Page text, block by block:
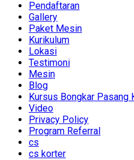
Pendaftaran
Gallery
Paket Mesin
Kurikulum
Lokasi
Testimoni
Mesin
Blog
Kursus Bongkar Pasang
Video
Privacy Policy
Program Referral
cs
cs korter